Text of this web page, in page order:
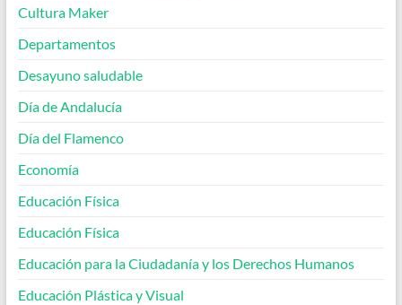
Cultura Maker
Departamentos
Desayuno saludable
Día de Andalucía
Día del Flamenco
Economía
Educación Física
Educación Física
Educación para la Ciudadanía y los Derechos Humanos
Educación Plástica y Visual